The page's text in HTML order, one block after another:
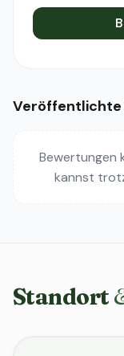
Veröffentlichte
Bewertungen
kannst
Standort